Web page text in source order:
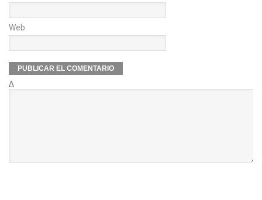
Web
Δ